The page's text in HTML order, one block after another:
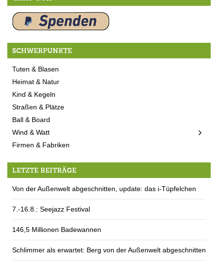
SCHWERPUNKTE
Tuten & Blasen
Heimat & Natur
Kind & Kegeln
Straßen & Plätze
Ball & Board
Wind & Watt
Firmen & Fabriken
LETZTE BEITRÄGE
Von der Außenwelt abgeschnitten, update: das i-Tüpfelchen
7.-16.8.: Seejazz Festival
146,5 Millionen Badewannen
Schlimmer als erwartet: Berg von der Außenwelt abgeschnitten